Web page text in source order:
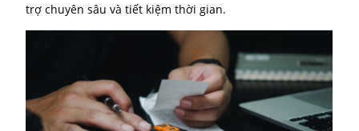
cần kê khai đúng kỳ tính thuế.
Hợp đồng kinh tế, biên bản giao nhận (nếu có):
Làm rõ tính hợp pháp và tính thực tế của giao
Thủ tục thực hiện khấu trừ